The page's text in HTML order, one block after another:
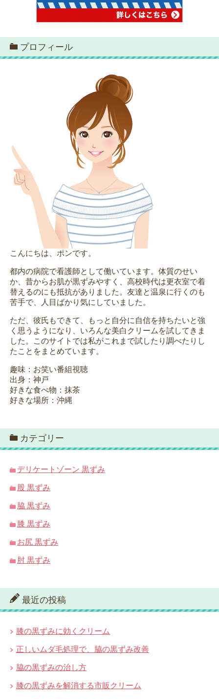
プロフィール
こんにちは、ポンです。
都内の病院で看護師として働いています。体質のせい
か、昔からお肌が黒ずみやすく、高校時代は更衣室で着
替えるのにも抵抗がありました。友達と温泉に行くのも
苦手で、人目ばかり気にしていました。
ただ、彼氏もできて、もっと自分に自信を持ちたいと強
く思うようになり、いろんな美白クリームを試してきま
した。このサイトでは私がこれまで試したり調べたりし
たことをまとめています。
趣味：お笑い番組視聴
出身：神戸
好きな食べ物：抹茶
好きな場所：沖縄
カテゴリー
デリケートゾーン 黒ずみ
股 黒ずみ
脇 黒ずみ
膝 黒ずみ
お尻 黒ずみ
肘 黒ずみ
最近の投稿
膝の黒ずみに効くクリーム
正しいムダ毛処理で、脇の黒ずみ改善
脇の黒ずみの治し方
膝の黒ずみを解消する市販クリーム